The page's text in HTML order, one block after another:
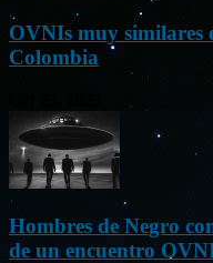
OVNIs muy similares
Colombia
Hombres de Negro
de un encuentro